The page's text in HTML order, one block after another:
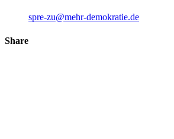
spre-zu@mehr-demokratie.de
Share